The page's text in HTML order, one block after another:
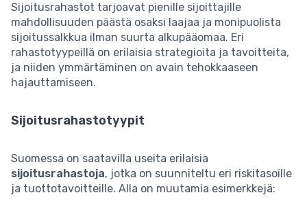
Sijoitusrahastot tarjoavat pienille sijoittajille
mahdollisuuden päästä osaksi laajaa ja monipuolista
sijoitussalkkua ilman suurta alkupääomaa. Eri
rahastotyypeillä on erilaisia strategioita ja tavoitteita,
ja niiden ymmärtäminen on avain tehokkaaseen
hajauttamiseen.
Sijoitusrahastotyypit
Suomessa on saatavilla useita erilaisia
sijoitusrahastoja, jotka on suunniteltu eri riskitasoille
ja tuottotavoitteille. Alla on muutamia esimerkkejä: